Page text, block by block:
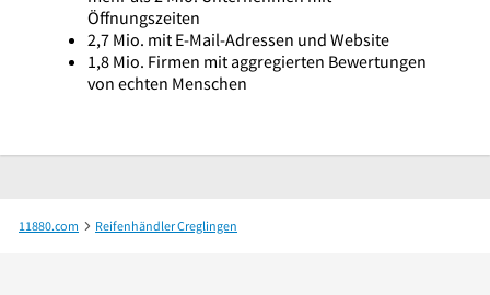
Öffnungszeiten
2,7 Mio. mit E-Mail-Adressen und Website
1,8 Mio. Firmen mit aggregierten Bewertungen
von echten Menschen
11880.com
Reifenhändler Creglingen